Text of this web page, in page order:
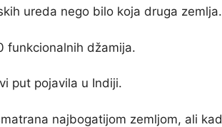
ureda nego bilo koja druga zemlja.
funkcionalnih džamija.
put pojavila u Indiji.
najbogatijom zemljom, ali